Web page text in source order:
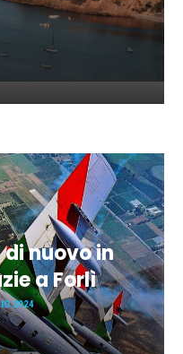
nuovo in
a Forlì
2024